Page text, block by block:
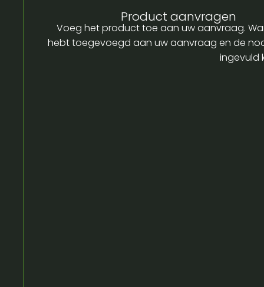
Product aanvragen
Voeg het product toe aan uw aanvraag.
hebt toegevoegd aan uw aanvraag en de
ingevuld